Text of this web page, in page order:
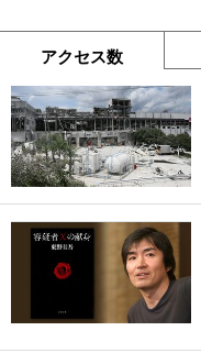
アクセス数